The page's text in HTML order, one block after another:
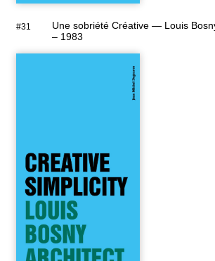
#31
Une sobriété Créative — Louis
– 1983